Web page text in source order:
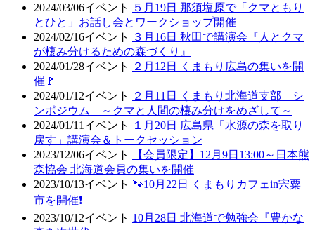
2024/03/06イベント
５月19日 那須塩原で「クマともり
とひと」お話し会とワークショップ開催
2024/02/16イベント
３月16日 秋田で講演会『人とクマ
が棲み分けるための森づくり』
2024/01/28イベント
２月12日 くまもり広島の集いを開
催🚩
2024/01/12イベント
２月11日 くまもり北海道支部 シ
ンポジウム ～クマと人間の棲み分けをめざして～
2024/01/11 イベント
１月20日 広島県「水源の森を取り
戻す」講演会＆トークセッション
2023/12/06イベント
【会員限定】12月9日13:00～日本熊
森協会 北海道会員の集いを開催
2023/10/13イベント 🐾10月22日 くまもりカフェin宍粟
市を開催❗
2023/10/12イベント 10月28日 北海道で勉強会『豊かな